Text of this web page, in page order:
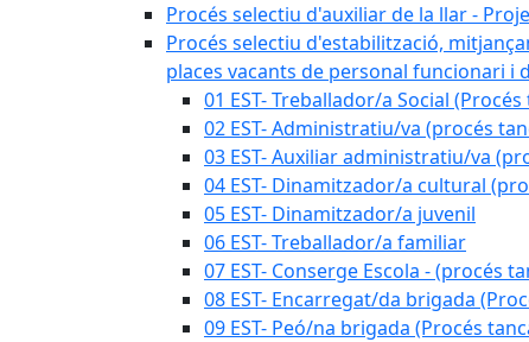
Procés selectiu d'auxiliar de la llar -
Procés selectiu d'estabilització,
places vacants de personal funcionari i
01 EST- Treballador/a Social
02 EST- Administratiu/va (procés
03 EST- Auxiliar administratiu/va
04 EST- Dinamitzador/a cultural
05 EST- Dinamitzador/a juvenil
06 EST- Treballador/a familiar
07 EST- Conserge Escola - (procés
08 EST- Encarregat/da brigada
09 EST- Peó/na brigada (Procés